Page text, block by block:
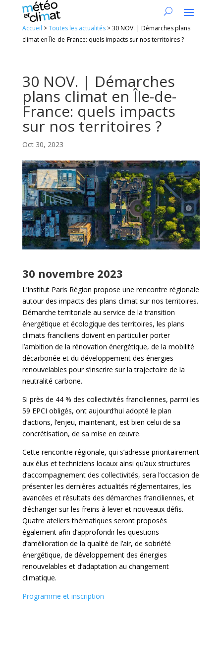
Accueil >Toutes les actualités>30 NOV. | Démarches plans
climat en Île-de-France: quels impacts sur nos territoires ?
30 NOV. | Démarches
plans climat en Île-de-
France: quels impacts
sur nos territoires ?
Oct 30, 2023
30 novembre 2023
L’Institut Paris Région propose une rencontre régionale
autour des impacts des plans climat sur nos territoires.
Démarche territoriale au service de la transition
énergétique et écologique des territoires, les plans
climats franciliens doivent en particulier porter
l’ambition de la rénovation énergétique, de la mobilité
décarbonée et du développement des énergies
renouvelables pour s’inscrire sur la trajectoire de la
neutralité carbone.
Si près de 44 % des collectivités franciliennes, parmi les
59 EPCI obligés, ont aujourd’hui adopté le plan
d’actions, l’enjeu, maintenant, est bien celui de sa
concrétisation, de sa mise en œuvre.
Cette rencontre régionale, qui s’adresse prioritairement
aux élus et techniciens locaux ainsi qu’aux structures
d’accompagnement des collectivités, sera l’occasion de
présenter les dernières actualités réglementaires, les
avancées et résultats des démarches franciliennes, et
d’échanger sur les freins à lever et nouveaux défis.
Quatre ateliers thématiques seront proposés
également afin d’approfondir les questions
d’amélioration de la qualité de l’air, de sobriété
énergétique, de développement des énergies
renouvelables et d’adaptation au changement
climatique.
Programme et inscription